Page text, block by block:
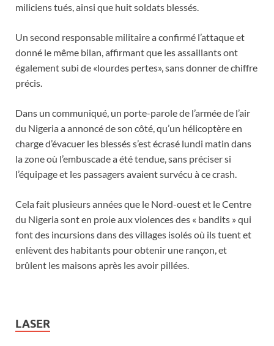
miliciens tués, ainsi que huit soldats blessés.
Un second responsable militaire a confirmé l’attaque et
donné le même bilan, affirmant que les assaillants ont
également subi de «lourdes pertes», sans donner de chiffre
précis.
Dans un communiqué, un porte-parole de l’armée de l’air
du Nigeria a annoncé de son côté, qu’un hélicoptère en
charge d’évacuer les blessés s’est écrasé lundi matin dans
la zone où l’embuscade a été tendue, sans préciser si
l’équipage et les passagers avaient survécu à ce crash.
Cela fait plusieurs années que le Nord-ouest et le Centre
du Nigeria sont en proie aux violences des « bandits » qui
font des incursions dans des villages isolés où ils tuent et
enlèvent des habitants pour obtenir une rançon, et
brûlent les maisons après les avoir pillées.
LASER